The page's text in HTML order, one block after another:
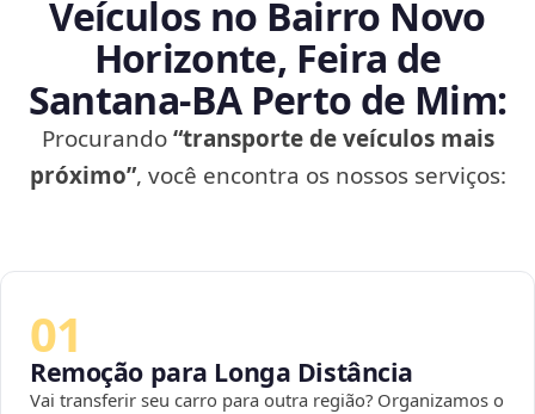
Veículos no Bairro Novo
Horizonte, Feira de
Santana‑BA Perto de Mim:
Procurando“transporte de veículos mais
próximo”, você encontra os nossos serviços:
01
Remoção para Longa Distância
Vai transferir seu carro para outra região? Organizamos o